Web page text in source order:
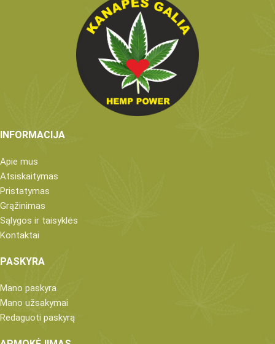
INFORMACIJA
Apie mus
Atsiskaitymas
Pristatymas
Grąžinimas
Sąlygos ir taisyklės
Kontaktai
PASKYRA
Mano paskyra
Mano užsakymai
Redaguoti paskyrą